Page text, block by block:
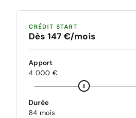
CRÉDIT START
Dès 147 €/mois
Apport
4 000 €
Durée
84 mois